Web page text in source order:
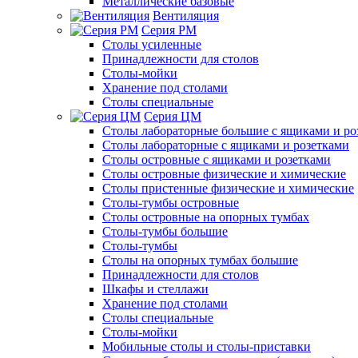
Вентиляция
Серия РМ
Столы усиленные
Принадлежности для столов
Столы-мойки
Хранение под столами
Столы специальные
Серия ЦМ
Столы лабораторные большие с ящиками и
Столы лабораторные с ящиками и розетками
Столы островные с ящиками и розетками
Столы островные физические и химические
Столы пристенные физические и химические
Столы-тумбы островные
Столы островные на опорных тумбах
Столы-тумбы большие
Столы-тумбы
Столы на опорных тумбах большие
Принадлежности для столов
Шкафы и стеллажи
Хранение под столами
Столы специальные
Столы-мойки
Мобильные столы и столы-приставки